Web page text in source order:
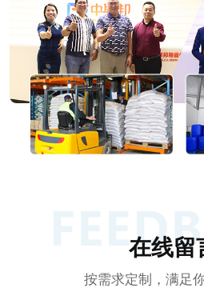
在线留
按需求定制，满足